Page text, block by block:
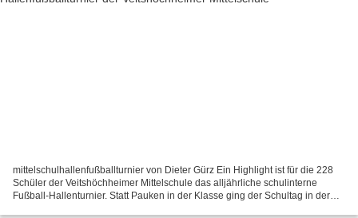
mittelschulhallenfußballturnier von Dieter Gürz Ein Highlight ist für die 228
Schüler der Veitshöchheimer Mittelschule das alljährliche schulinterne
Fußball-Hallenturnier. Statt Pauken in der Klasse ging der Schultag in der